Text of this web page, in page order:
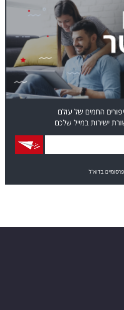
החמים של עולם
ישירות במייל שלכם
בדוא"ל